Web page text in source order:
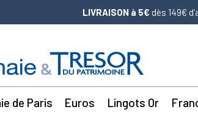
LIVRAISON à 5€ dès 149€
de Paris Euros Lingots Or